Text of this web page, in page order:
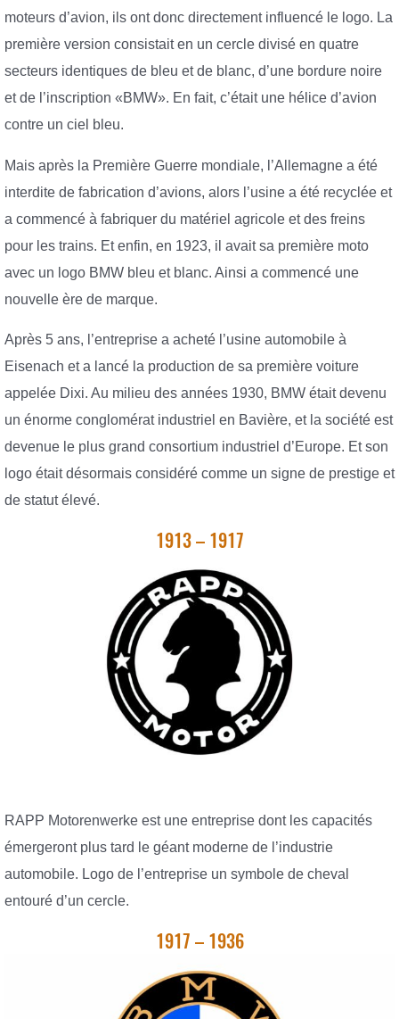
moteurs d’avion, ils ont donc directement influencé le logo. La
première version consistait en un cercle divisé en quatre
secteurs identiques de bleu et de blanc, d’une bordure noire
et de l’inscription «BMW». En fait, c’était une hélice d’avion
contre un ciel bleu.
Mais après la Première Guerre mondiale, l’Allemagne a été
interdite de fabrication d’avions, alors l’usine a été recyclée et
a commencé à fabriquer du matériel agricole et des freins
pour les trains. Et enfin, en 1923, il avait sa première moto
avec un logo BMW bleu et blanc. Ainsi a commencé une
nouvelle ère de marque.
Après 5 ans, l’entreprise a acheté l’usine automobile à
Eisenach et a lancé la production de sa première voiture
appelée Dixi. Au milieu des années 1930, BMW était devenu
un énorme conglomérat industriel en Bavière, et la société est
devenue le plus grand consortium industriel d’Europe. Et son
logo était désormais considéré comme un signe de prestige et
de statut élevé.
1913 – 1917
RAPP Motorenwerke est une entreprise dont les capacités
émergeront plus tard le géant moderne de l’industrie
automobile. Logo de l’entreprise un symbole de cheval
entouré d’un cercle.
1917 – 1936